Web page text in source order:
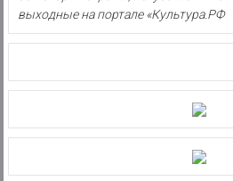
выходные на портале «Культура.РФ